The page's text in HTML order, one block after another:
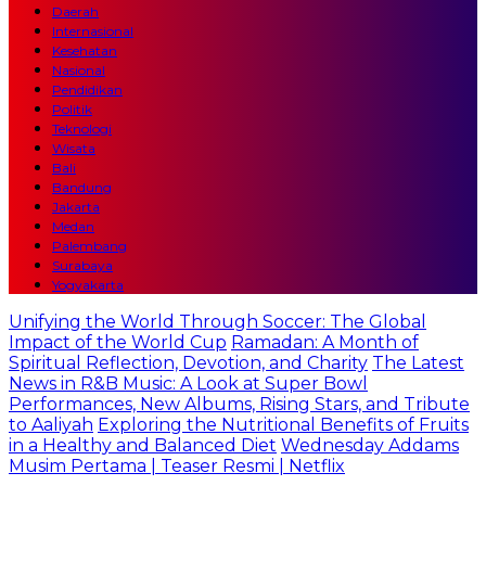
Daerah
Internasional
Kesehatan
Nasional
Pendidikan
Politik
Teknologi
Wisata
Bali
Bandung
Jakarta
Medan
Palembang
Surabaya
Yogyakarta
Unifying the World Through Soccer: The Global
Impact of the World Cup Ramadan: A Month of
Spiritual Reflection, Devotion, and Charity The Latest
News in R&B Music: A Look at Super Bowl
Performances, New Albums, Rising Stars, and Tribute
to Aaliyah Exploring the Nutritional Benefits of Fruits
in a Healthy and Balanced Diet Wednesday Addams
Musim Pertama | Teaser Resmi | Netflix